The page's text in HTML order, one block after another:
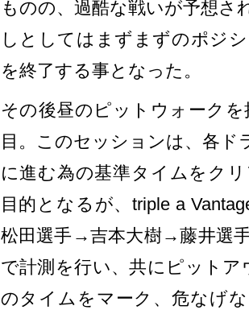
ものの、過酷な戦いが予想さ
しとしてはまずまずのポジ
を終了する事となった。
その後昼のピットウォーク
目。このセッションは、各ド
に進む為の基準タイムをク
目的となるが、triple a
松田選手→吉本大樹→藤井選
で計測を行い、共にピット
のタイムをマーク、危なげ